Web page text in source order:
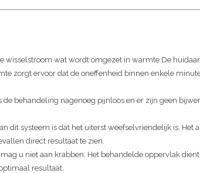
wisselstroom wat wordt omgezet in warmte.De
zorgt ervoor dat de oneffenheid binnen enkele
behandeling nagenoeg pijnloos en er zijn geen
dit systeem is dat het uiterst weefselvriendelijk is. Het
direct resultaat te zien.
u niet aan krabben. Het behandelde oppervlak
resultaat.